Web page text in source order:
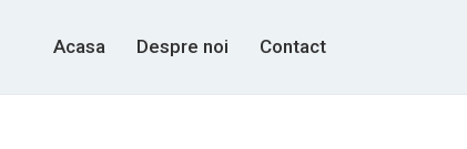
Acasa Despre noi Contact